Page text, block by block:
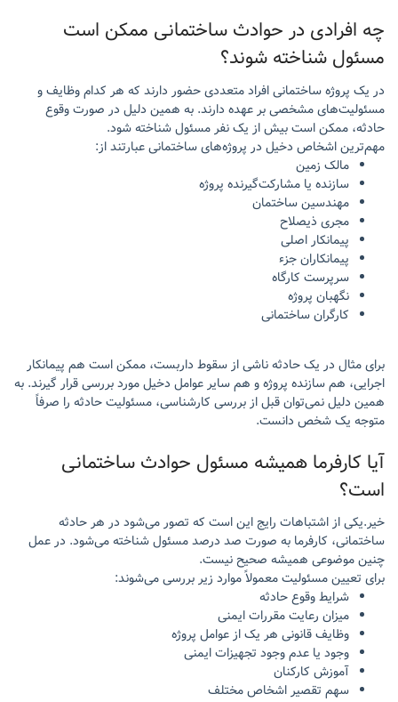
چه افرادی در حوادث ساختمانی ممکن است
مسئول شناخته شوند؟
در یک پروژه ساختمانی افراد متعددی حضور دارند که هر کدام وظایف و
مسئولیت‌های مشخصی بر عهده دارند. به همین دلیل در صورت وقوع
حادثه، ممکن است بیش از یک نفر مسئول شناخته شود.
مهم‌ترین اشخاص دخیل در پروژه‌های ساختمانی عبارتند از:
مالک زمین
سازنده یا مشارکت‌گیرنده پروژه
مهندسین ساختمان
مجری ذیصلاح
پیمانکار اصلی
پیمانکاران جزء
سرپرست کارگاه
نگهبان پروژه
کارگران ساختمانی
برای مثال در یک حادثه ناشی از سقوط داربست، ممکن است هم پیمانکار
اجرایی، هم سازنده پروژه و هم سایر عوامل دخیل مورد بررسی قرار گیرند. به
همین دلیل نمی‌توان قبل از بررسی کارشناسی، مسئولیت حادثه را صرفاً
متوجه یک شخص دانست.
آیا کارفرما همیشه مسئول حوادث ساختمانی
است؟
خیر.یکی از اشتباهات رایج این است که تصور می‌شود در هر حادثه
ساختمانی، کارفرما به صورت صد درصد مسئول شناخته می‌شود. در عمل
چنین موضوعی همیشه صحیح نیست.
برای تعیین مسئولیت معمولاً موارد زیر بررسی می‌شوند:
شرایط وقوع حادثه
میزان رعایت مقررات ایمنی
وظایف قانونی هر یک از عوامل پروژه
وجود یا عدم وجود تجهیزات ایمنی
آموزش کارکنان
سهم تقصیر اشخاص مختلف